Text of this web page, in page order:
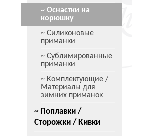
~ Оснастки на
корюшку
~ Силиконовые
приманки
~ Сублимированные
приманки
~ Комплектующие /
Материалы для
зимних приманок
~ Поплавки /
Сторожки / Кивки